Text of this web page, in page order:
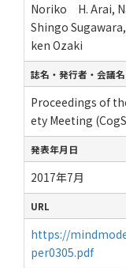
Noriko H. Arai,
Shingo
ken Ozaki
誌名・発行者・会議名
Proceedings of
ety Meeting
発表年月日
2017年7月
URL
https://
per0305.pdf